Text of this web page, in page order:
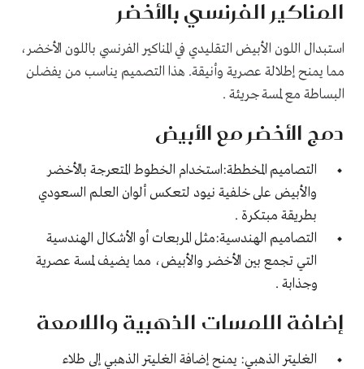
المناكير الفرنسي بالأخضر
استبدال اللون الأبيض التقليدي في المناكير الفرنسي باللون الأخضر،
مما يمنح إطلالة عصرية وأنيقة. هذا التصميم يناسب من يفضلن
البساطة مع لمسة جريئة .
دمج الأخضر مع الأبيض
التصاميم المخططة:استخدام الخطوط المتعرجة بالأخضر
والأبيض على خلفية نيود لتعكس ألوان العلم السعودي
بطريقة مبتكرة .
التصاميم الهندسية:مثل المربعات أو الأشكال الهندسية
التي تجمع بين الأخضر والأبيض، مما يضيف لمسة عصرية
وجذابة .
إضافة اللمسات الذهبية واللامعة
الغليتر الذهبي: يمنح إضافة الغليتر الذهبي إلى طلاء